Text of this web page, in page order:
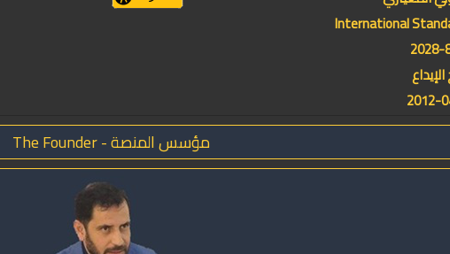
International
2028-
الإيداع
2012-
مؤسس المنصة - The Founder